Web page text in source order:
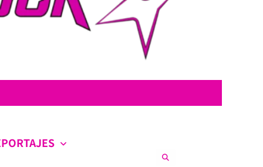
en la escena nacional e internacional.